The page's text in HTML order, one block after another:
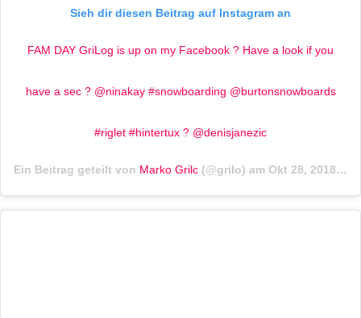
Sieh dir diesen Beitrag auf Instagram an
FAM DAY GriLog is up on my Facebook ? Have a look if you
have a sec ? @ninakay #snowboarding @burtonsnowboards
#riglet #hintertux ? @denisjanezic
Ein Beitrag geteilt von Marko Grilc (@grilo) am Okt 28, 2018 um 9:44 PDT